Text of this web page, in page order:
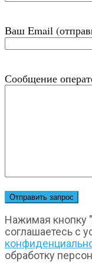
Ваш Email
Сообщение
Нажимая кнопку
соглашаетесь с
обработку